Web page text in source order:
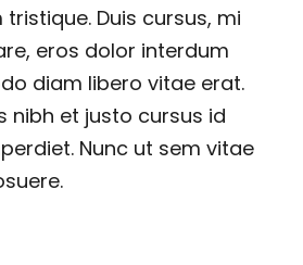
Duis cursus, mi
eros dolor interdum
diam libero vitae erat.
nibh et justo cursus id
Nunc ut sem vitae